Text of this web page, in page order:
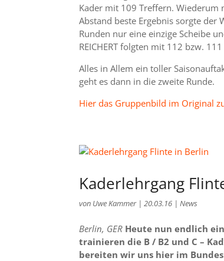
Kader mit 109 Treffern. Wiederum
Abstand beste Ergebnis sorgte der
Runden nur eine einzige Scheibe
REICHERT folgten mit 112 bzw.
Alles in Allem ein toller
geht es dann in die zweite Runde.
Hier das Gruppenbild im Original
Kaderlehrgang
von Uwe Kammer|20.03.16 |News
Berlin, GER Heute nun endlich
trainieren die B / B2 und C –
bereiten wir uns hier im